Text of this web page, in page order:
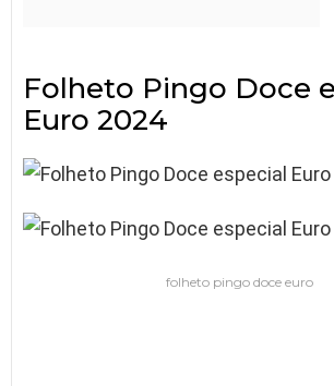
Folheto Pingo Doce
Euro 2024
folheto pingo doce euro